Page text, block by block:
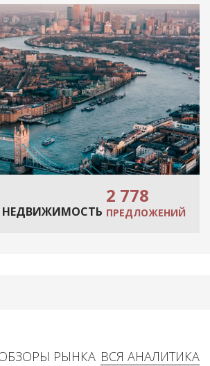
НЕДВИЖИМОСТЬ
2 778
ПРЕДЛОЖЕНИЙ
ВСЯ АНАЛИТИКА
РЫНКА